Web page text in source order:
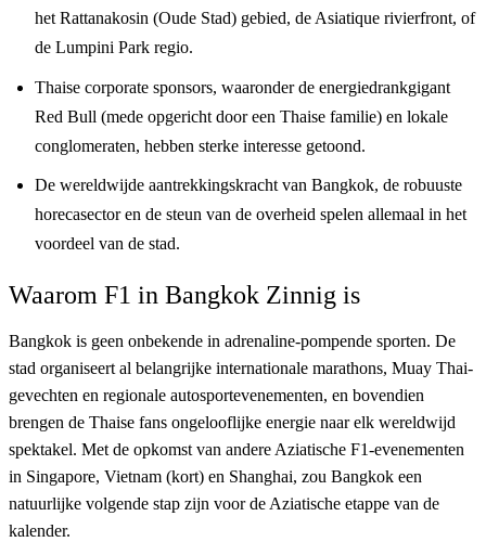
het Rattanakosin (Oude Stad) gebied, de Asiatique rivierfront, of
de Lumpini Park regio.
Thaise corporate sponsors, waaronder de energiedrankgigant
Red Bull (mede opgericht door een Thaise familie) en lokale
conglomeraten, hebben sterke interesse getoond.
De wereldwijde aantrekkingskracht van Bangkok, de robuuste
horecasector en de steun van de overheid spelen allemaal in het
voordeel van de stad.
Waarom F1 in Bangkok Zinnig is
Bangkok is geen onbekende in adrenaline-pompende sporten. De
stad organiseert al belangrijke internationale marathons, Muay Thai-
gevechten en regionale autosportevenementen, en bovendien
brengen de Thaise fans ongelooflijke energie naar elk wereldwijd
spektakel. Met de opkomst van andere Aziatische F1-evenementen
in Singapore, Vietnam (kort) en Shanghai, zou Bangkok een
natuurlijke volgende stap zijn voor de Aziatische etappe van de
kalender.